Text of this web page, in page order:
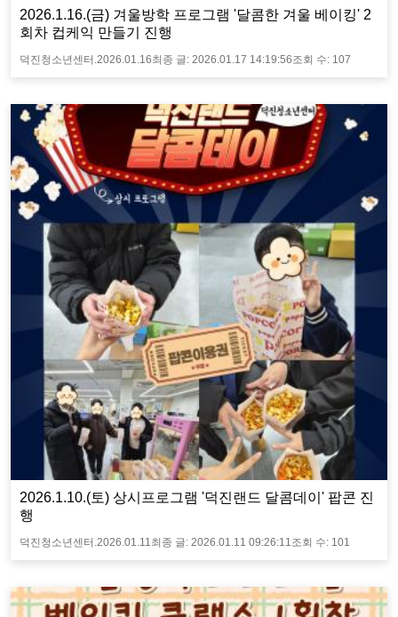
2026.1.16.(금) 겨울방학 프로그램 '달콤한 겨울 베이킹' 2
회차 컵케익 만들기 진행
덕진청소년센터. 2026.01.16최종 글: 2026.01.17 14:19:56조회 수: 107
2026.1.10.(토) 상시프로그램 '덕진랜드 달콤데이' 팝콘 진
행
덕진청소년센터.2026.01.11최종 글:2026.01.11 09:26:11조회 수: 101